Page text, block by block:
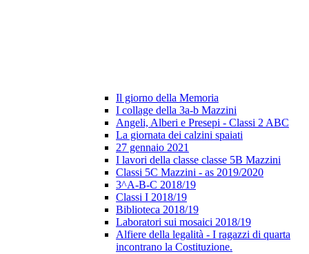
Il giorno della Memoria
I collage della 3a-b Mazzini
Angeli, Alberi e Presepi - Classi 2 ABC
La giornata dei calzini spaiati
27 gennaio 2021
I lavori della classe classe 5B Mazzini
Classi 5C Mazzini - as 2019/2020
3^A-B-C 2018/19
Classi I 2018/19
Biblioteca 2018/19
Laboratori sui mosaici 2018/19
Alfiere della legalità - I ragazzi di quarta
incontrano la Costituzione.